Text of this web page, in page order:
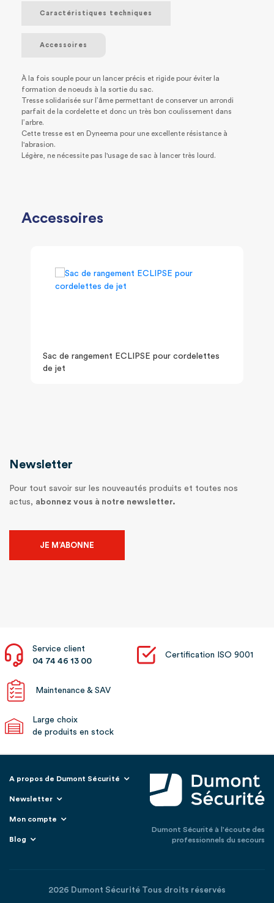
Caractéristiques techniques
Accessoires
À la fois souple pour un lancer précis et rigide pour éviter la
formation de noeuds à la sortie du sac.
Tresse solidarisée sur l’âme permettant de conserver un arrondi
parfait de la cordelette et donc un très bon coulissement dans
l’arbre.
Cette tresse est en Dyneema pour une excellente résistance à
l'abrasion.
Légère, ne nécessite pas l'usage de sac à lancer très lourd.
Accessoires
Sac de rangement ECLIPSE pour cordelettes
de jet
Newsletter
Pour tout savoir sur les nouveautés produits et toutes nos
actus, abonnez vous à notre newsletter.
JE M’ABONNE
Service client
04 74 46 13 00
Certification ISO 9001
Maintenance & SAV
Large choix
de produits en stock
A propos de Dumont Sécurité
Newsletter
Mon compte
Blog
Dumont Sécurité à l'écoute des
professionnels du secours
2026 Dumont Sécurité Tous droits réservés